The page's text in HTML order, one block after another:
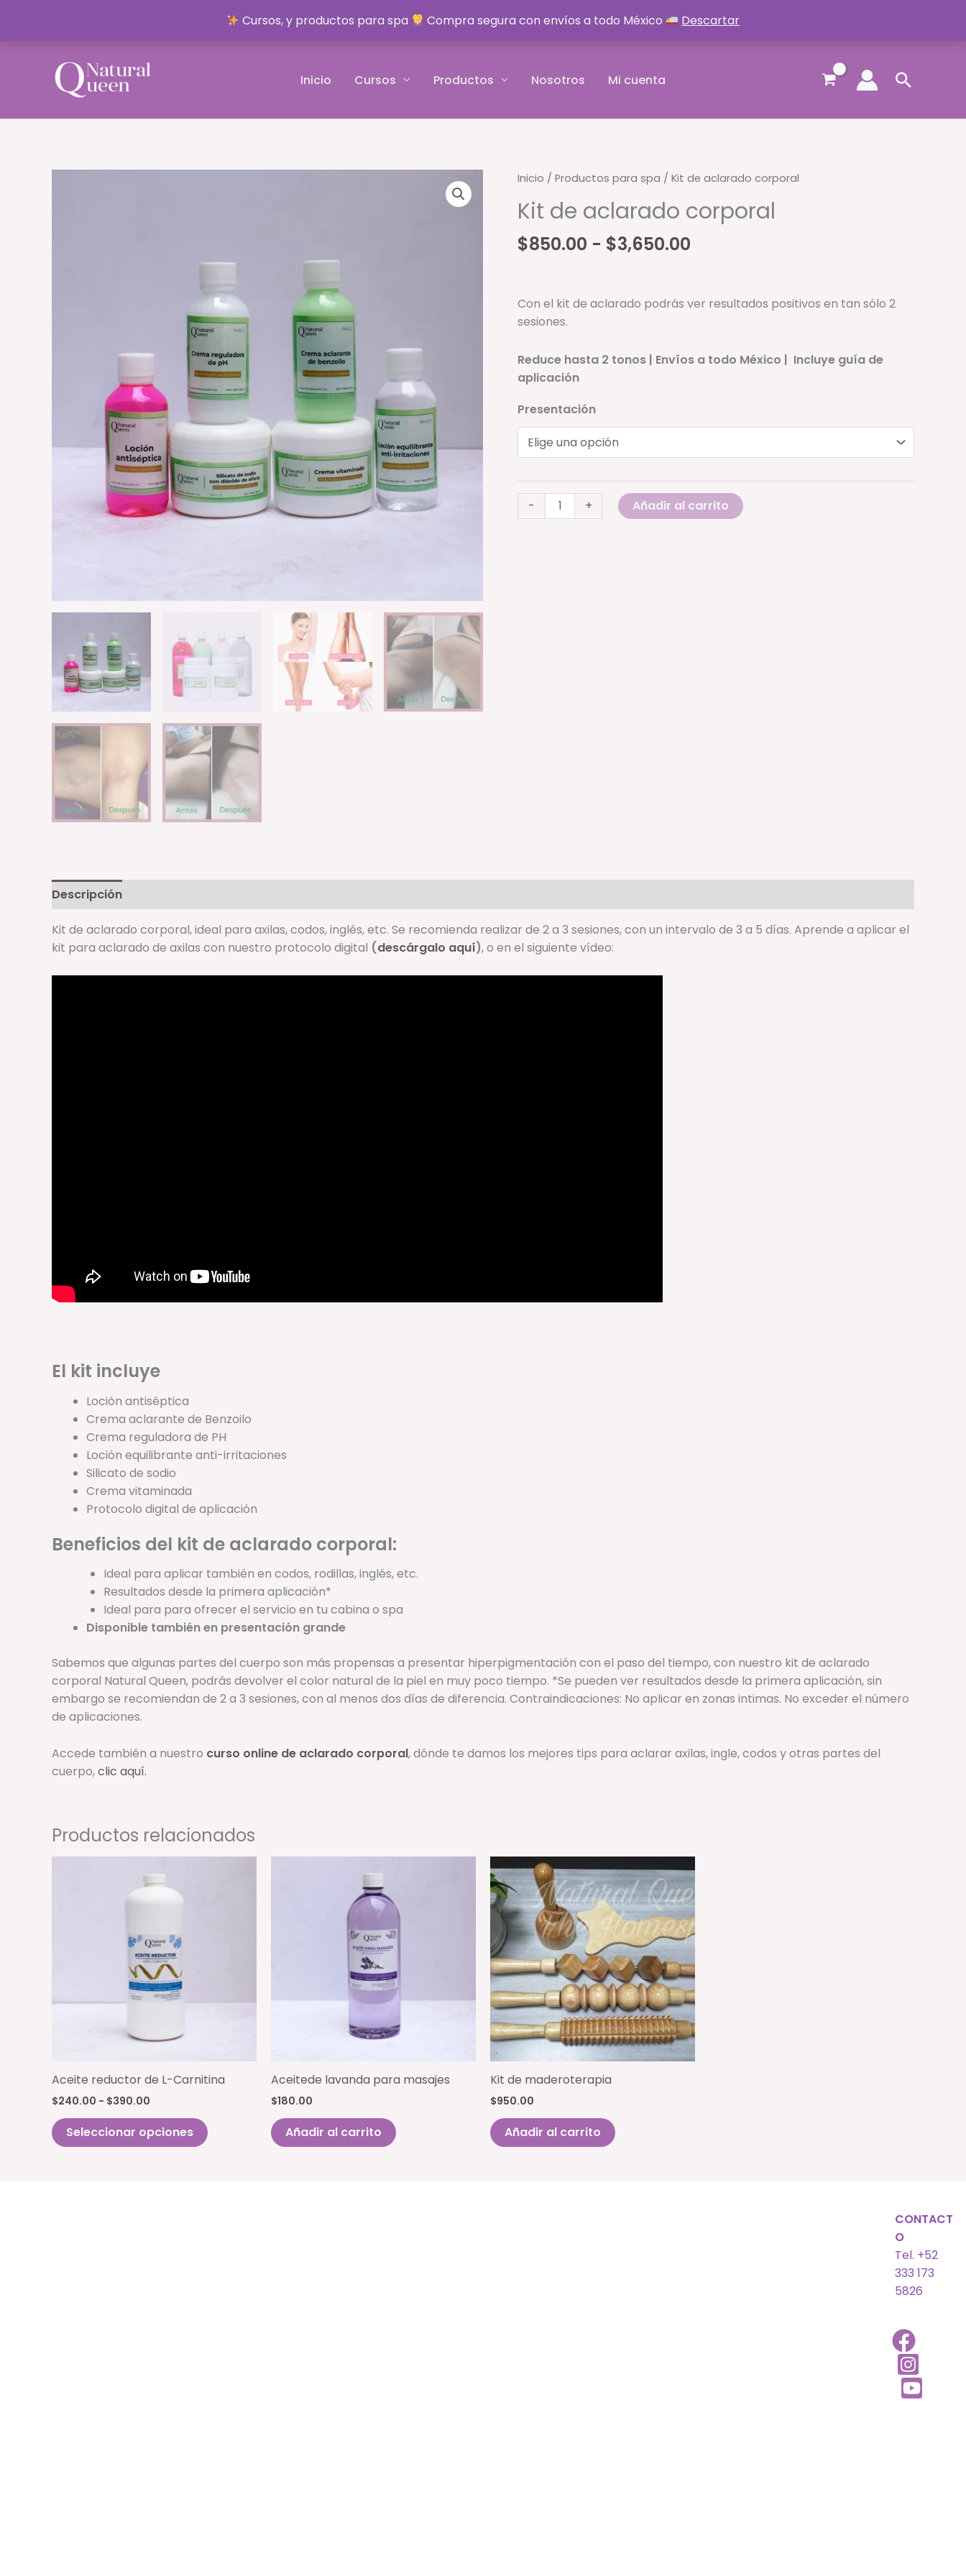
Cursos, y productos para spa Compra segura con envíos a todo México
Descartar
contenido
Inicio Cursos Productos Nosotros Mi cuenta Buscar
Inicio / Productos para spa / Kit de aclarado corporal
Kit de aclarado corporal
$850.00 - $3,650.00
desde
$850.00
$3,650.00
Con el kit de aclarado podrás ver resultados positivos en tan sólo 2
sesiones.
Reduce hasta 2 tonos | Envíos a todo México | Incluye guía de
aplicación
Presentación
-
Kit
de
+ Añadir al carrito
Descripción
Kit de aclarado corporal, ideal para axilas, codos, inglés, etc. Se recomienda realizar de 2 a 3 sesiones, con un intervalo de 3 a 5 días. Aprende a aplicar el
kit para aclarado de axilas con nuestro protocolo digital (descárgalo aquí), o en el siguiente vídeo:
El kit incluye
Loción antiséptica
Crema aclarante de Benzoilo
Crema reguladora de PH
Loción equilibrante anti-irritaciones
Silicato de sodio
Crema vitaminada
Protocolo digital de aplicación
Beneficios del kit de aclarado corporal:
Ideal para aplicar también en codos, rodillas, inglés, etc.
Resultados desde la primera aplicación*
Ideal para para ofrecer el servicio en tu cabina o spa
Disponible también en presentación grande
Sabemos que algunas partes del cuerpo son más propensas a presentar hiperpigmentación con el paso del tiempo, con nuestro kit de aclarado
corporal Natural Queen, podrás devolver el color natural de la piel en muy poco tiempo. *Se pueden ver resultados desde la primera aplicación, sin
embargo se recomiendan de 2 a 3 sesiones, con al menos dos días de diferencia. Contraindicaciones: No aplicar en zonas intimas. No exceder el número
de aplicaciones.
Accede también a nuestro curso online de aclarado corporal, dónde te damos los mejores tips para aclarar axilas, ingle, codos y otras partes del
cuerpo,clic aquí.
Productos relacionados
Aceite reductor de L-Carnitina
$240.00 - $390.00
precios:
desde
$240.00
Seleccionar opciones
producto
Aceitede lavanda para masajes
$180.00
Añadir al carrito
Kit de maderoterapia
$950.00
Añadir al carrito
CONTACT
O
Tel. +52
333 173
5826